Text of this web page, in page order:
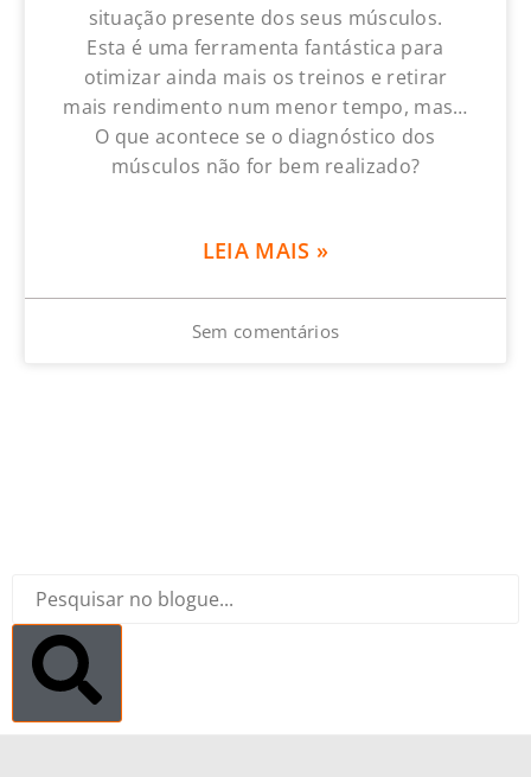
situação presente dos seus músculos.
Esta é uma ferramenta fantástica para
otimizar ainda mais os treinos e retirar
mais rendimento num menor tempo, mas…
O que acontece se o diagnóstico dos
músculos não for bem realizado?
LEIA MAIS »
Sem comentários